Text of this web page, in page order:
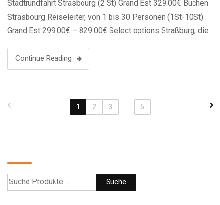
Stadtrundfahrt Strasbourg (2 St) Grand Est 329.00€ Buchen
Strasbourg Reiseleiter, von 1 bis 30 Personen (1St-10St)
Grand Est 299.00€ – 829.00€ Select options Straßburg, die
Grenze zu Deutschland und …
Continue Reading
1 2 3 5
Suche